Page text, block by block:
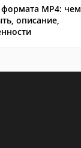
MP4: чем
описание,